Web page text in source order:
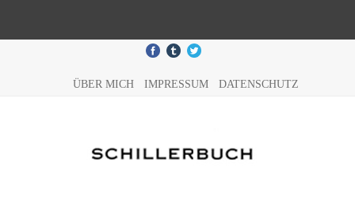
ÜBER MICH IMPRESSUM DATENSCHUTZ